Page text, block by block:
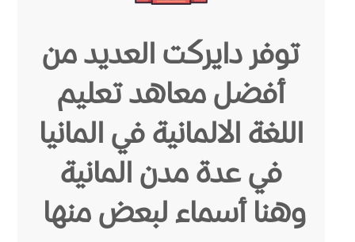
توفر دايركت العديد من
أفضل معاهد تعليم
اللغة الالمانية في المانيا
في عدة مدن المانية
وهنا أسماء لبعض منها